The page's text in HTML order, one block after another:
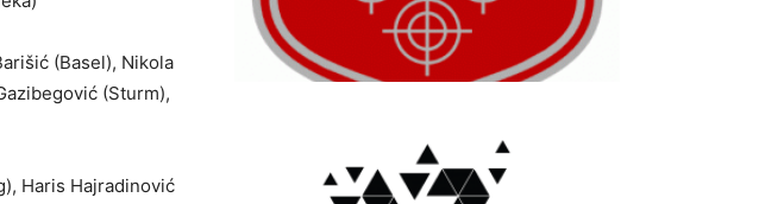
(Basel), Nikola
(Sturm),
Haris Hajradinović